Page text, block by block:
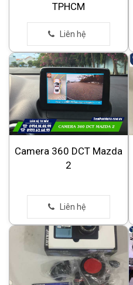
TPHCM
Camera 360 DCT Mazda
2